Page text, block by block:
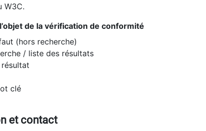
W3C.
de la vérification de conformité
(hors recherche)
/ liste des résultats
résultat
clé
et contact